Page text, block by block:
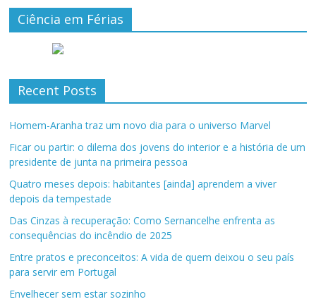
Ciência em Férias
Recent Posts
Homem-Aranha traz um novo dia para o universo Marvel
Ficar ou partir: o dilema dos jovens do interior e a história de um
presidente de junta na primeira pessoa
Quatro meses depois: habitantes [ainda] aprendem a viver
depois da tempestade
Das Cinzas à recuperação: Como Sernancelhe enfrenta as
consequências do incêndio de 2025
Entre pratos e preconceitos: A vida de quem deixou o seu país
para servir em Portugal
Envelhecer sem estar sozinho